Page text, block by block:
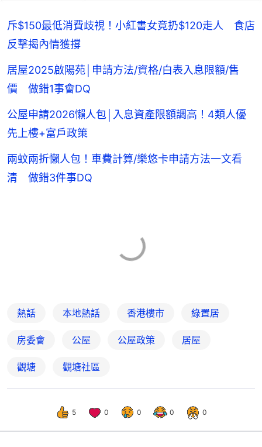
斥$150最低消費歧視！小紅書女竟扔$120走人 食店
反擊揭內情獲撐
居屋2025啟陽苑│申請方法/資格/白表入息限額/售
價 做錯1事會DQ
公屋申請2026懶人包│入息資產限額調高！4類人優
先上樓+富戶政策
兩蚊兩折懶人包！車費計算/樂悠卡申請方法一文看
清 做錯3件事DQ
熱話 本地熱話 香港樓市 綠置居
房委會 公屋 公屋政策 居屋
觀塘 觀塘社區
5 0 0 0 0